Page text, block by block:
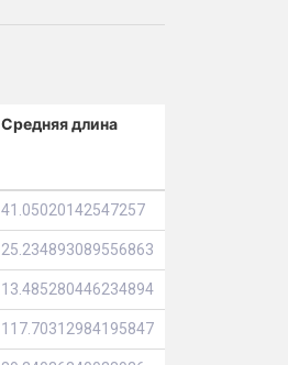
Средняя длина
41.05020142547257
25.234893089556863
13.485280446234894
117.70312984195847